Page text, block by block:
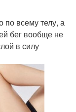
по всему телу, а
бег вообще не
в силу